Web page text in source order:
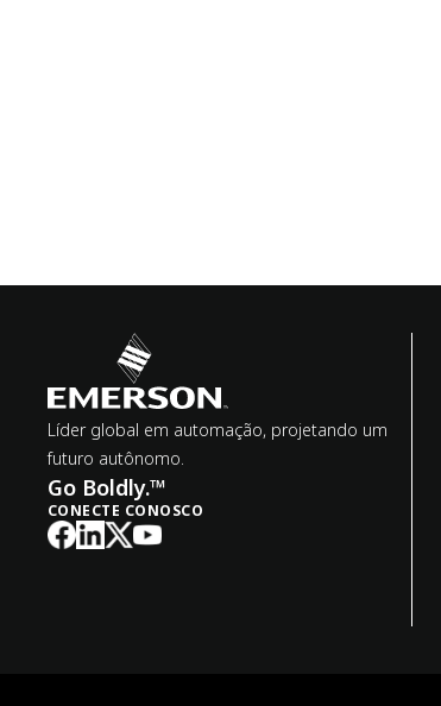
Líder global em automação, projetando um
futuro autônomo.
Go Boldly.™
CONECTE CONOSCO